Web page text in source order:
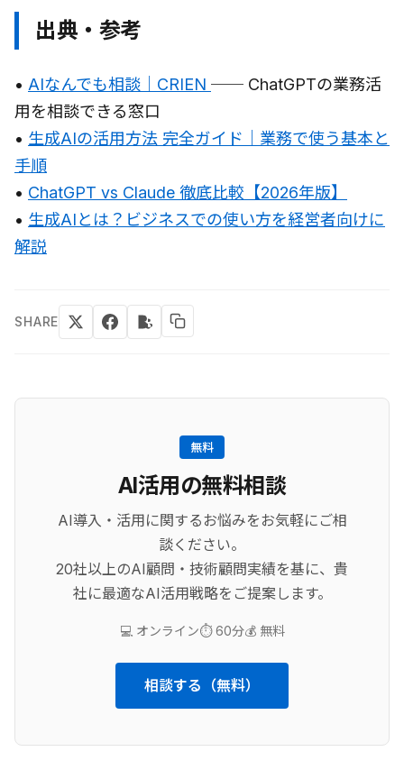
出典・参考
• AIなんでも相談｜CRIEN ── ChatGPTの業務活
用を相談できる窓口
• 生成AIの活用方法 完全ガイド｜業務で使う基本と
手順
• ChatGPT vs Claude 徹底比較【2026年版】
• 生成AIとは？ビジネスでの使い方を経営者向けに
解説
SHARE
無料
AI活用の無料相談
AI導入・活用に関するお悩みをお気軽にご相
談ください。
20社以上のAI顧問・技術顧問実績を基に、貴
社に最適なAI活用戦略をご提案します。
💻 オンライン⏱️ 60分💰 無料
相談する（無料）